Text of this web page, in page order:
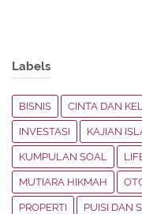
Labels
BISNIS CINTA DAN
INVESTASI KAJIAN
KUMPULAN SOAL
MUTIARA HIKMAH
PROPERTI PUISI DAN